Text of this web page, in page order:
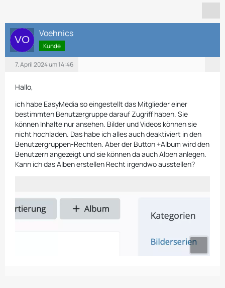
Voehnics
Kunde
7. April 2024 um 14:46
Hallo,
ich habe EasyMedia so eingestellt das Mitglieder einer
bestimmten Benutzergruppe darauf Zugriff haben. Sie
können Inhalte nur ansehen. Bilder und Videos können sie
nicht hochladen. Das habe ich alles auch deaktiviert in den
Benutzergruppen-Rechten. Aber der Button +Album wird den
Benutzern angezeigt und sie können da auch Alben anlegen.
Kann ich das Alben erstellen Recht irgendwo ausstellen?